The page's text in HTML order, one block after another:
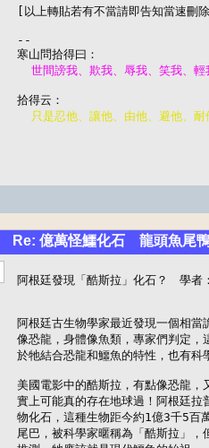
[以上轉貼若有不當請即告知當速刪
--
Re: 億萬怪鱷化石 龍頭魚尾
阿根廷發現「酷斯拉」化石？　學者
阿根廷古生物學家最近發現一個相
像恐龍，身體像魚類，專家們判定
於牠結合恐龍和鱷魚的特性，也有科
美國電影中的酷斯拉，有點像恐龍
實上可能真的存在地球過！阿根廷
物化石，這種生物距今約1億3千5百
尾巴，被科學家暱稱為「酷斯拉」